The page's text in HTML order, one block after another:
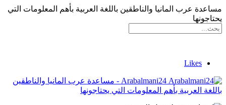
مساعدة عرب المانيا والناطقين باللغة العربية بأهم المعلومات التي
يحتاجونها
Likes
Arabalmani24 - مساعدة عرب المانيا والناطقين
باللغة العربية بأهم المعلومات التي يحتاجونها